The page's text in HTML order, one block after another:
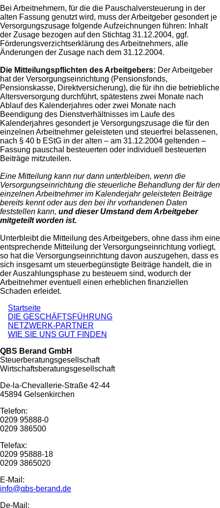
Bei Arbeitnehmern, für die die Pauschalversteuerung in der
alten Fassung genutzt wird, muss der Arbeitgeber gesondert je
Versorgungszusage folgende Aufzeichnungen führen: Inhalt
der Zusage bezogen auf den Stichtag 31.12.2004, ggf.
Förderungsverzichtserklärung des Arbeitnehmers, alle
Änderungen der Zusage nach dem 31.12.2004.
Die Mitteilungspflichten des Arbeitgebers: Der Arbeitgeber
hat der Versorgungseinrichtung (Pensionsfonds,
Pensionskasse, Direktversicherung), die für ihn die betriebliche
Altersversorgung durchführt, spätestens zwei Monate nach
Ablauf des Kalenderjahres oder zwei Monate nach
Beendigung des Dienstverhältnisses im Laufe des
Kalenderjahres gesondert je Versorgungszusage die für den
einzelnen Arbeitnehmer geleisteten und steuerfrei belassenen,
nach § 40 b EStG in der alten – am 31.12.2004 geltenden –
Fassung pauschal besteuerten oder individuell besteuerten
Beiträge mitzuteilen.
Eine Mitteilung kann nur dann unterbleiben, wenn die
Versorgungseinrichtung die steuerliche Behandlung der für den
einzelnen Arbeitnehmer im Kalenderjahr geleisteten Beiträge
bereits kennt oder aus den bei ihr vorhandenen Daten
feststellen kann, und dieser Umstand dem Arbeitgeber
mitgeteilt worden ist.
Unterbleibt die Mitteilung des Arbeitgebers, ohne dass ihm eine
entsprechende Mitteilung der Versorgungseinrichtung vorliegt,
so hat die Versorgungseinrichtung davon auszugehen, dass es
sich insgesamt um steuerbegünstigte Beiträge handelt, die in
der Auszahlungsphase zu besteuern sind, wodurch der
Arbeitnehmer eventuell einen erheblichen finanziellen
Schaden erleidet.
Startseite
DIE GESCHÄFTSFÜHRUNG
NETZWERK-PARTNER
WIE SIE UNS GUT FINDEN
QBS Berand GmbH
Steuerberatungsgesellschaft
Wirtschaftsberatungsgesellschaft
De-la-Chevallerie-Straße 42-44
45894 Gelsenkirchen
Telefon:
0209 95888-0
0209 386500
Telefax:
0209 95888-18
0209 3865020
E-Mail:
info@qbs-berand.de
De-Mail: